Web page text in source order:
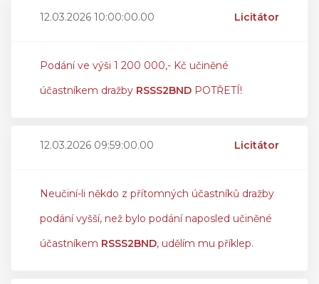
12.03.2026 10:00:00.00 Licitátor
Podání ve výši 1 200 000,- Kč učiněné
účastníkem dražby RSSS2BND POTŘETÍ!
12.03.2026 09:59:00.00 Licitátor
Neučiní-li někdo z přítomných účastníků dražby
podání vyšší, než bylo podání naposled učiněné
účastníkem RSSS2BND, udělím mu příklep.